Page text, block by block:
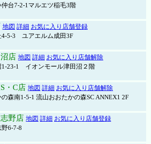
台7-2-1マルエツ稲毛3階
地図 詳細 お気に入り店舗登録
4-5-3 ユアエルム成田3F
店 地図 詳細 お気に入り店舗解除
1-23-1 イオンモール津田沼２階
・C店 地図 詳細 お気に入り店舗解除
森南1-5-1 流山おおたかの森SC ANNEX1 2F
野店 地図 詳細 お気に入り店舗登録
6-7-8